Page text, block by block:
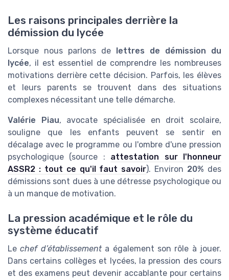
Les raisons principales derrière la
démission du lycée
Lorsque nous parlons de lettres de démission du
lycée, il est essentiel de comprendre les nombreuses
motivations derrière cette décision. Parfois, les élèves
et leurs parents se trouvent dans des situations
complexes nécessitant une telle démarche.
Valérie Piau, avocate spécialisée en droit scolaire,
souligne que les enfants peuvent se sentir en
décalage avec le programme ou l'ombre d'une pression
psychologique (source : attestation sur l'honneur
ASSR2 : tout ce qu'il faut savoir). Environ 20% des
démissions sont dues à une détresse psychologique ou
à un manque de motivation.
La pression académique et le rôle du
système éducatif
Lechef d’établissementa également son rôle à jouer.
Dans certains collèges et lycées, la pression des cours
et des examens peut devenir accablante pour certains